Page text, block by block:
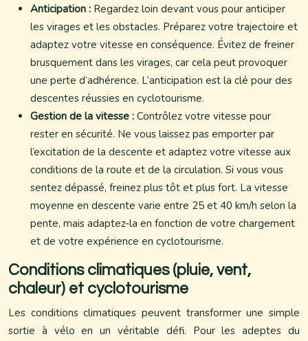
Anticipation : Regardez loin devant vous pour anticiper
les virages et les obstacles. Préparez votre trajectoire et
adaptez votre vitesse en conséquence. Évitez de freiner
brusquement dans les virages, car cela peut provoquer
une perte d’adhérence. L’anticipation est la clé pour des
descentes réussies en cyclotourisme.
Gestion de la vitesse : Contrôlez votre vitesse pour
rester en sécurité. Ne vous laissez pas emporter par
l’excitation de la descente et adaptez votre vitesse aux
conditions de la route et de la circulation. Si vous vous
sentez dépassé, freinez plus tôt et plus fort. La vitesse
moyenne en descente varie entre 25 et 40 km/h selon la
pente, mais adaptez-la en fonction de votre chargement
et de votre expérience en cyclotourisme.
Conditions climatiques (pluie, vent,
chaleur) et cyclotourisme
Les conditions climatiques peuvent transformer une simple
sortie à vélo en un véritable défi. Pour les adeptes du